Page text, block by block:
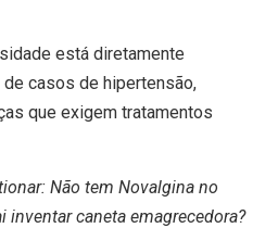
está diretamente
casos de hipertensão,
que exigem tratamentos
Não tem Novalgina no
inventar caneta emagrecedora?